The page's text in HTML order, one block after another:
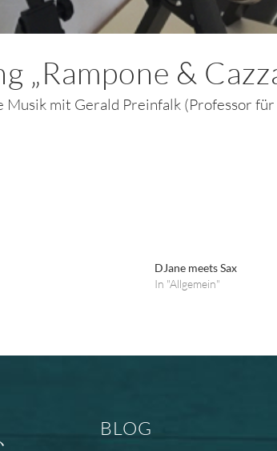
„Rampone &
mit Gerald Preinfalk (Professor für
DJane meets Sax
In "Allgemein"
BLOG